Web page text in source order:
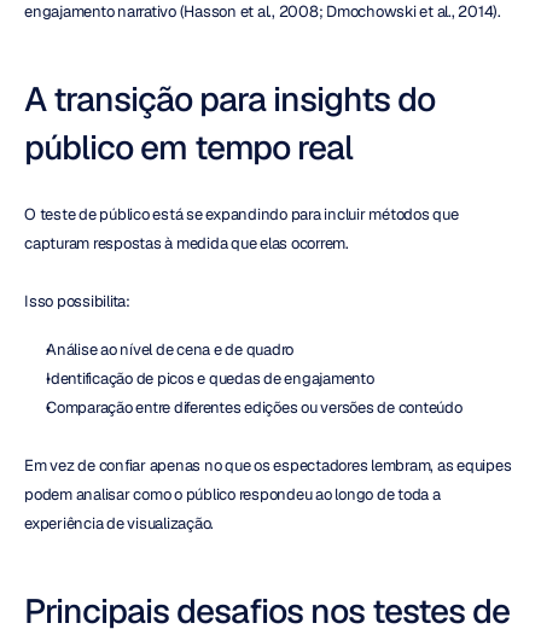
engajamento narrativo (Hasson et al., 2008; Dmochowski et al., 2014).
A transição para insights do
público em tempo real
O teste de público está se expandindo para incluir métodos que
capturam respostas à medida que elas ocorrem.
Isso possibilita:
Análise ao nível de cena e de quadro
Identificação de picos e quedas de engajamento
Comparação entre diferentes edições ou versões de conteúdo
Em vez de confiar apenas no que os espectadores lembram, as equipes
podem analisar como o público respondeu ao longo de toda a
experiência de visualização.
Principais desafios nos testes de